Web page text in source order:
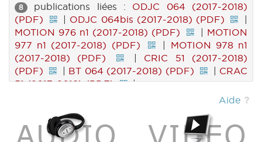
8 publications liées : ODJC 064 (2017-2018)
(PDF)
| ODJC 064bis (2017-2018) (PDF)
|
MOTION 976 n1 (2017-2018) (PDF)
| MOTION
977 n1 (2017-2018) (PDF)
| MOTION 978 n1
(2017-2018) (PDF)
| CRIC 51 (2017-2018)
(PDF)
| BT 064 (2017-2018) (PDF) | CRAC
51 (2017-2018) (PDF)
|
Aide